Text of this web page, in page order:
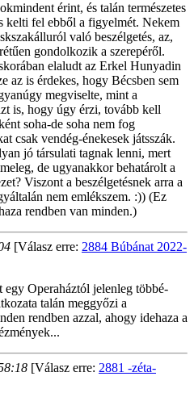
érint, és talán természetes
kelti fel ebből a figyelmét. Nekem
való beszélgetés, az,
gondolkozik a szerepéről.
elaludt az Erkel Hunyadin
az is érdekes, hogy Bécsben sem
megviselte, mint a
is, hogy úgy érzi, tovább kell
soha-de soha nem fog
csak vendég-énekesek játsszák.
jó társulati tagnak lenni, mert
de ugyanakkor behatárolt a
Viszont a beszélgetésnek arra a
nem emlékszem. :)) (Ez
rendben van minden.)
[Válasz erre: 2884 Búbánat 2022-
egy Operaháztól jelenleg többé-
talán meggyőzi a
rendben azzal, ahogy idehaza a
[Válasz erre: 2881 -zéta-